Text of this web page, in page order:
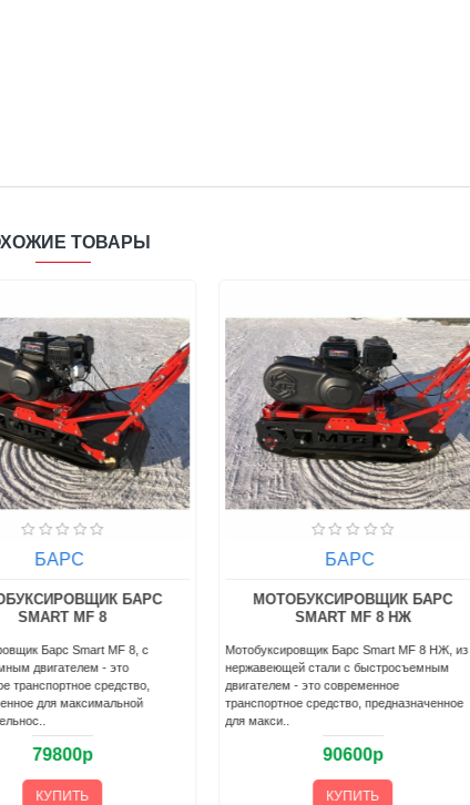
ТОВАРЫ
БАРС
БАРС
SMART MF 8
Барс Smart MF 8, с
двигателем - это
транспортное средство,
для максимальной
79800р
КУПИТЬ
БАРС
МОТОБУКСИРОВЩИК БАРС
SMART MF 8 НЖ
Мотобуксировщик Барс Smart MF 8 НЖ, из
нержавеющей стали с быстросъемным
двигателем - это современное
транспортное средство, предназначенное
для макси..
90600р
КУПИТЬ